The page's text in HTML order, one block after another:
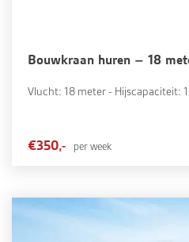
Bouwkraan huren – 18
Vlucht: 18 meter - Hijscapaciteit:
€350,- per week